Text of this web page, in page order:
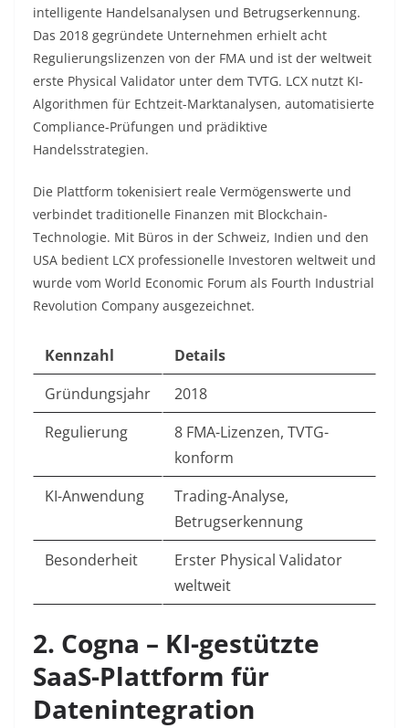
intelligente Handelsanalysen und Betrugserkennung.
Das 2018 gegründete Unternehmen erhielt acht
Regulierungslizenzen von der FMA und ist der weltweit
erste Physical Validator unter dem TVTG. LCX nutzt KI-
Algorithmen für Echtzeit-Marktanalysen, automatisierte
Compliance-Prüfungen und prädiktive
Handelsstrategien.​
Die Plattform tokenisiert reale Vermögenswerte und
verbindet traditionelle Finanzen mit Blockchain-
Technologie. Mit Büros in der Schweiz, Indien und den
USA bedient LCX professionelle Investoren weltweit und
wurde vom World Economic Forum als Fourth Industrial
Revolution Company ausgezeichnet.​
Kennzahl
Details
Gründungsjahr
2018
Regulierung
8 FMA-Lizenzen, TVTG-
konform
KI-Anwendung
Trading-Analyse,
Betrugserkennung
Besonderheit
Erster Physical Validator
weltweit
2. Cogna – KI-gestützte
SaaS-Plattform für
Datenintegration